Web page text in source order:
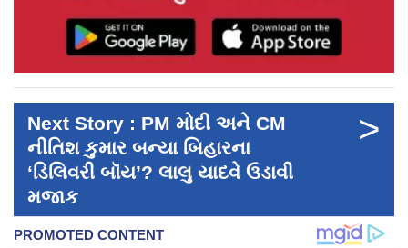
Next Story : PM મોદી અને CM
નીતિશ કુમાર બન્યા બિહારના
‘ડિલિવરી બૉય’? લાલુ યાદવે ઉડાવી
મજાક
>